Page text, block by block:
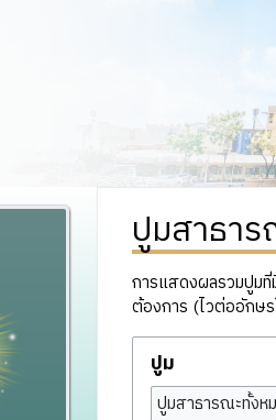
ปูมสาธา
การแสดงผลรวมปูมที่
ต้องการ (ไวต่ออักษ
ปูม
ปูมสาธารณะทั้งห